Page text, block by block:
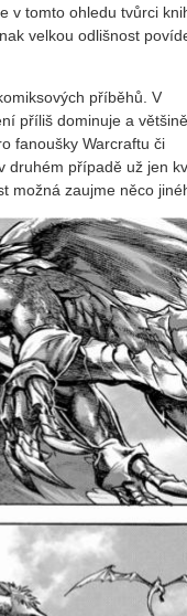
v tomto ohledu tvůrci
velkou odlišnost
příběhů. V
příliš dominuje a většině
fanoušky Warcraftu či
druhém případě už jen
možná zaujme něco